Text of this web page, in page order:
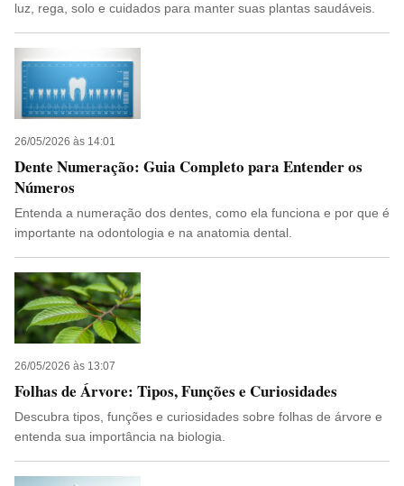
luz, rega, solo e cuidados para manter suas plantas saudáveis.
26/05/2026 às 14:01
Dente Numeração: Guia Completo para Entender os
Números
Entenda a numeração dos dentes, como ela funciona e por que é
importante na odontologia e na anatomia dental.
26/05/2026 às 13:07
Folhas de Árvore: Tipos, Funções e Curiosidades
Descubra tipos, funções e curiosidades sobre folhas de árvore e
entenda sua importância na biologia.